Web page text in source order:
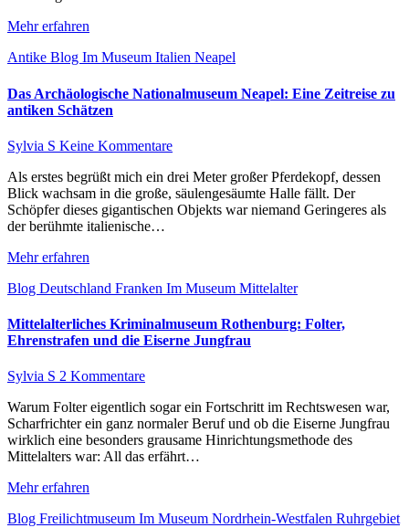
Mehr erfahren
Antike Blog Im Museum Italien Neapel
Das Archäologische Nationalmuseum Neapel: Eine Zeitreise zu
antiken Schätzen
Sylvia S Keine Kommentare
Als erstes begrüßt mich ein drei Meter großer Pferdekopf, dessen
Blick wachsam in die große, säulengesäumte Halle fällt. Der
Schöpfer dieses gigantischen Objekts war niemand Geringeres als
der berühmte italienische…
Mehr erfahren
Blog Deutschland Franken Im Museum Mittelalter
Mittelalterliches Kriminalmuseum Rothenburg: Folter,
Ehrenstrafen und die Eiserne Jungfrau
Sylvia S 2 Kommentare
Warum Folter eigentlich sogar ein Fortschritt im Rechtswesen war,
Scharfrichter ein ganz normaler Beruf und ob die Eiserne Jungfrau
wirklich eine besonders grausame Hinrichtungsmethode des
Mittelalters war: All das erfährt…
Mehr erfahren
Blog Freilichtmuseum Im Museum Nordrhein-Westfalen Ruhrgebiet